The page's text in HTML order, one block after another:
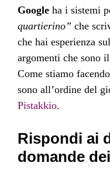
Google ha i sistemi
quartierino” che
che hai esperienza
argomenti che sono
Come stiamo
sono all’ordine del
Pistakkio.
Rispondi ai
domande